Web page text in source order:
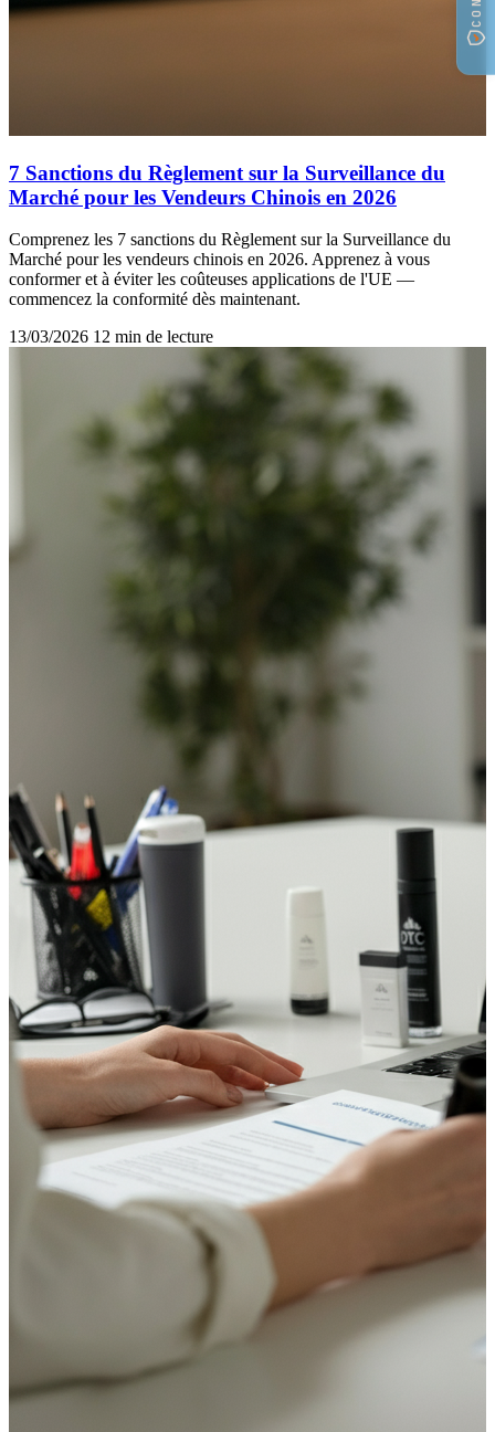
7 Sanctions du Règlement sur la Surveillance du
Marché pour les Vendeurs Chinois en 2026
Comprenez les 7 sanctions du Règlement sur la Surveillance du
Marché pour les vendeurs chinois en 2026. Apprenez à vous
conformer et à éviter les coûteuses applications de l'UE —
commencez la conformité dès maintenant.
13/03/2026 12 min de lecture